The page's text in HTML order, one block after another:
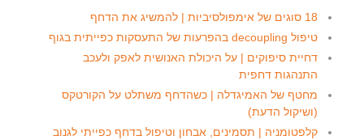
18 סוגים של אימפולסיביות | להמשיג את הדחף
טיפול decoupling בהפרעות של התעסקות כפייתית בגוף
דחיית סיפוקים | על היכולת האנושית לאפק ולעכב
התנהגות דחפית
מחטף של האמיגדלה | כשהדחף משתלט על הקורטקס
(ושיקול הדעת)
קלפטומניה | תסמינים, אבחון וטיפול בדחף כפייתי לגנוב